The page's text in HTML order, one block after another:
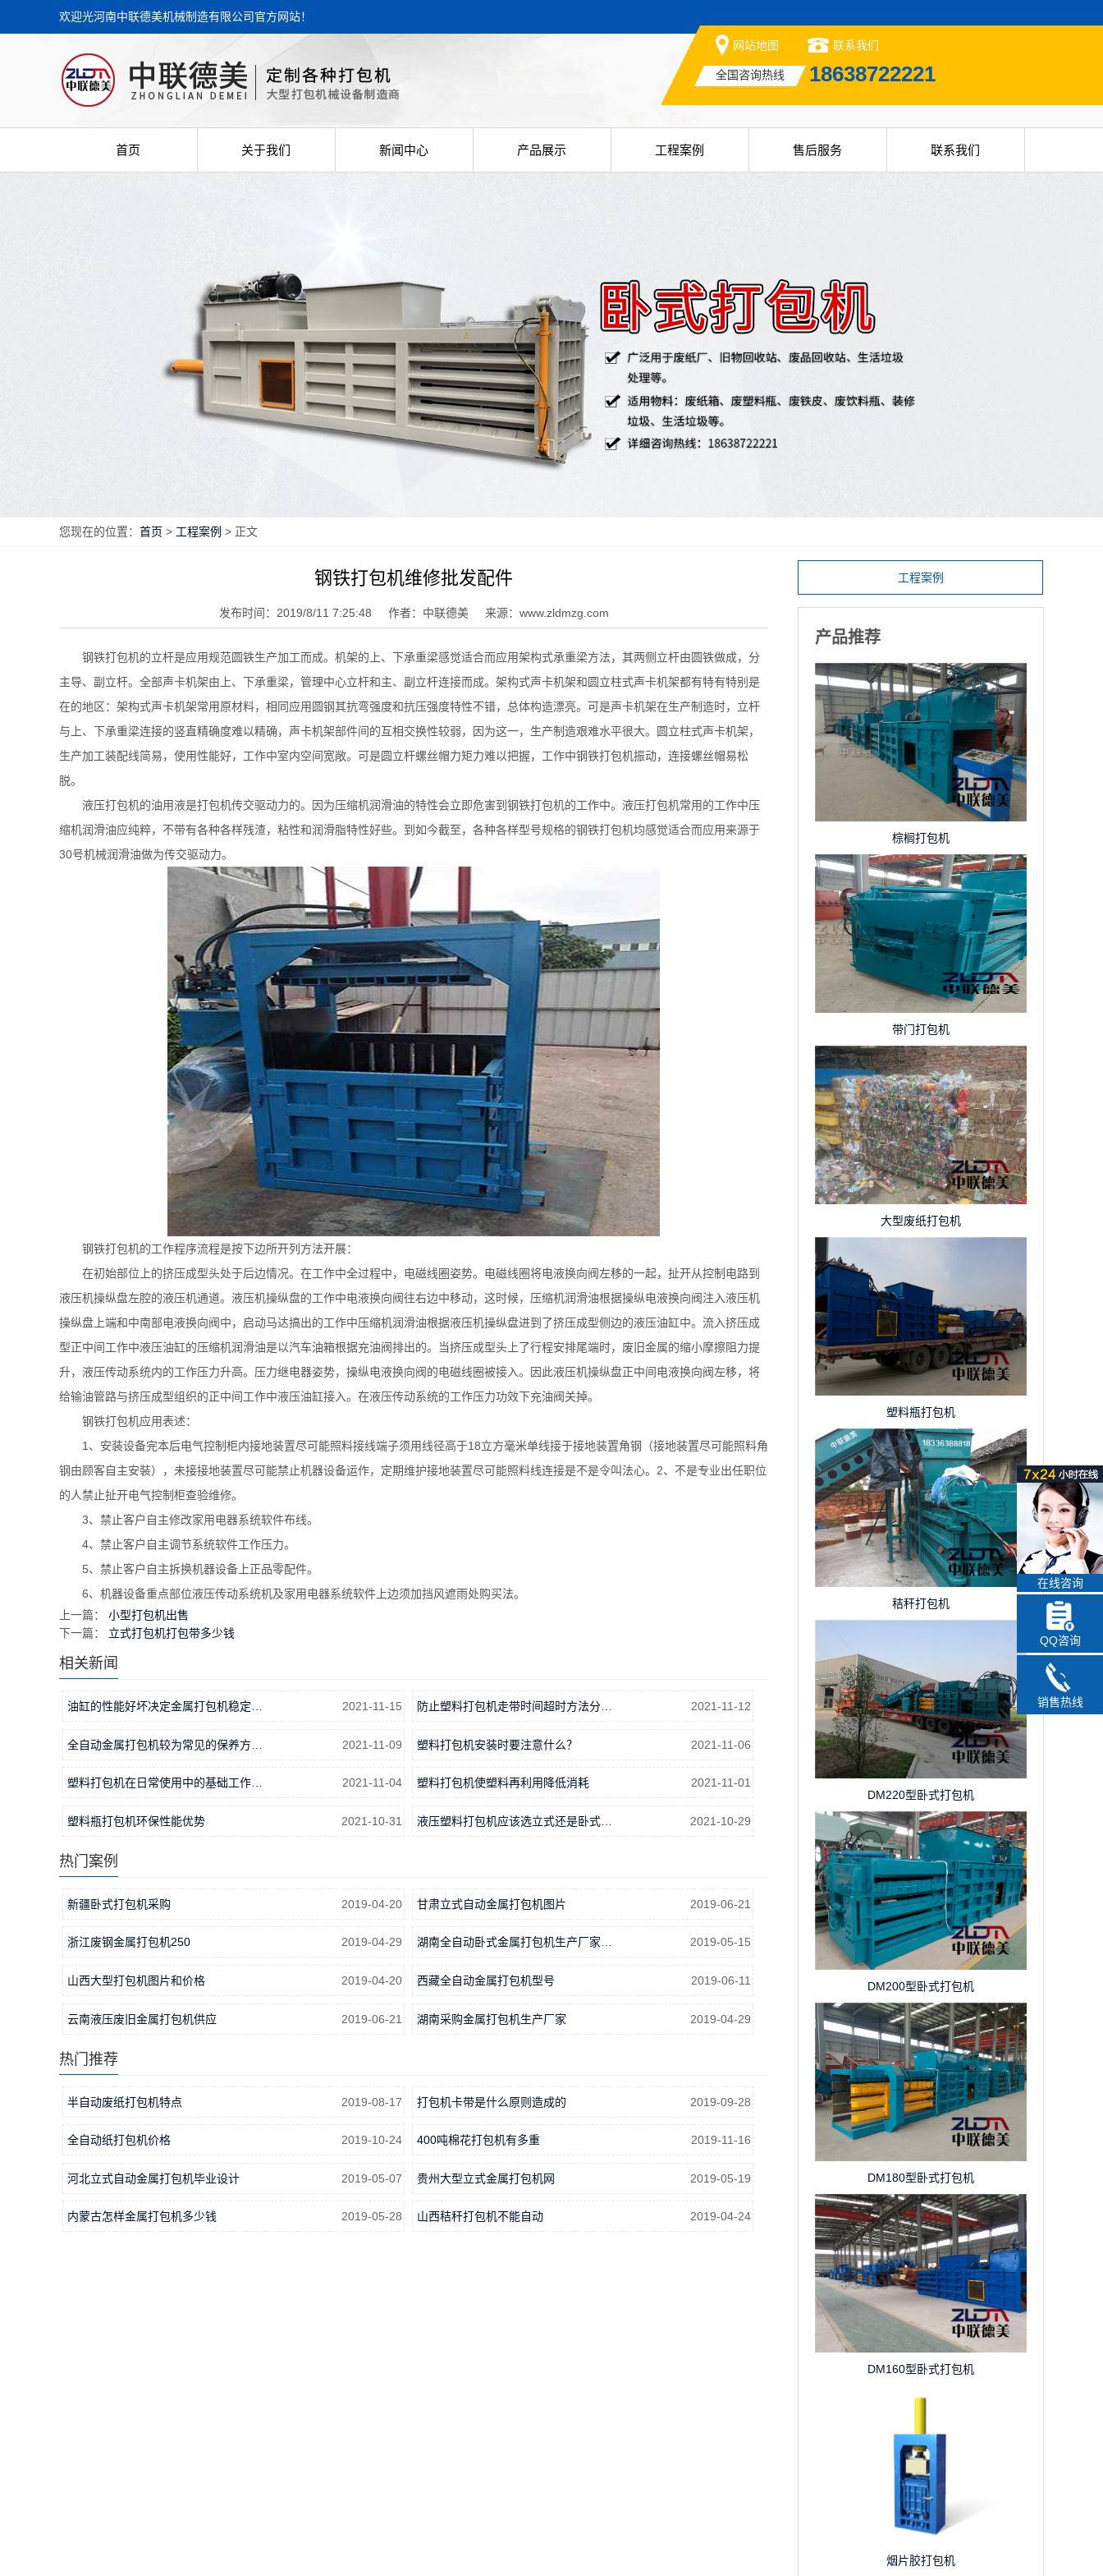
欢迎光河南中联德美机械制造有限公司官方网站！
网站地图 联系我们
全国咨询热线 18638722221
首页 关于我们 新闻中心 产品展示 工程案例 售后服务 联系我们
您现在的位置： 首页 > 工程案例 > 正文
钢铁打包机维修批发配件
发布时间：2019/8/11 7:25:48 作者：中联德美 来源：www.zldmzg.com
钢铁打包机的立杆是应用规范圆铁生产加工而成。机架的上、下承重梁感觉适合而应用架构式承重梁方法，其两侧立杆由圆铁做成，分
主导、副立杆。全部声卡机架由上、下承重梁，管理中心立杆和主、副立杆连接而成。架构式声卡机架和圆立柱式声卡机架都有特有特别是
在的地区：架构式声卡机架常用原材料，相同应用圆钢其抗弯强度和抗压强度特性不错，总体构造漂亮。可是声卡机架在生产制造时，立杆
与上、下承重梁连接的竖直精确度难以精确，声卡机架部件间的互相交换性较弱，因为这一，生产制造艰难水平很大。圆立柱式声卡机架，
生产加工装配线简易，使用性能好，工作中室内空间宽敞。可是圆立杆螺丝帽力矩力难以把握，工作中钢铁打包机振动，连接螺丝帽易松
脱。
液压打包机的油用液是打包机传交驱动力的。因为压缩机润滑油的特性会立即危害到钢铁打包机的工作中。液压打包机常用的工作中压
缩机润滑油应纯粹，不带有各种各样残渣，粘性和润滑脂特性好些。到如今截至，各种各样型号规格的钢铁打包机均感觉适合而应用来源于
30号机械润滑油做为传交驱动力。
钢铁打包机的工作程序流程是按下边所开列方法开展：
在初始部位上的挤压成型头处于后边情况。在工作中全过程中，电磁线圈姿势。电磁线圈将电液换向阀左移的一起，扯开从控制电路到
液压机操纵盘左腔的液压机通道。液压机操纵盘的工作中电液换向阀往右边中移动，这时候，压缩机润滑油根据操纵电液换向阀注入液压机
操纵盘上端和中南部电液换向阀中，启动马达搞出的工作中压缩机润滑油根据液压机操纵盘进到了挤压成型侧边的液压油缸中。流入挤压成
型正中间工作中液压油缸的压缩机润滑油是以汽车油箱根据充油阀排出的。当挤压成型头上了行程安排尾端时，废旧金属的缩小摩擦阻力提
升，液压传动系统内的工作压力升高。压力继电器姿势，操纵电液换向阀的电磁线圈被接入。因此液压机操纵盘正中间电液换向阀左移，将
给输油管路与挤压成型组织的正中间工作中液压油缸接入。在液压传动系统的工作压力功效下充油阀关掉。
钢铁打包机应用表述：
1、安装设备完本后电气控制柜内接地装置尽可能照料接线端子须用线径高于18立方毫米单线接于接地装置角钢（接地装置尽可能照料角
钢由顾客自主安裝），未接接地装置尽可能禁止机器设备运作，定期维护接地装置尽可能照料线连接是不是令叫法心。2、不是专业出任职位
的人禁止扯开电气控制柜查验维修。
3、禁止客户自主修改家用电器系统软件布线。
4、禁止客户自主调节系统软件工作压力。
5、禁止客户自主拆换机器设备上正品零配件。
6、机器设备重点部位液压传动系统机及家用电器系统软件上边须加挡风遮雨处购买法。
上一篇： 小型打包机出售
下一篇： 立式打包机打包带多少钱
相关新闻
油缸的性能好坏决定金属打包机稳定… 2021-11-15 防止塑料打包机走带时间超时方法分… 2021-11-12
全自动金属打包机较为常见的保养方… 2021-11-09 塑料打包机安装时要注意什么？ 2021-11-06
塑料打包机在日常使用中的基础工作… 2021-11-04 塑料打包机使塑料再利用降低消耗 2021-11-01
塑料瓶打包机环保性能优势 2021-10-31 液压塑料打包机应该选立式还是卧式… 2021-10-29
热门案例
新疆卧式打包机采购 2019-04-20 甘肃立式自动金属打包机图片 2019-06-21
浙江废钢金属打包机250 2019-04-29 湖南全自动卧式金属打包机生产厂家… 2019-05-15
山西大型打包机图片和价格 2019-04-20 西藏全自动金属打包机型号 2019-06-11
云南液压废旧金属打包机供应 2019-06-21 湖南采购金属打包机生产厂家 2019-04-29
热门推荐
半自动废纸打包机特点 2019-08-17 打包机卡带是什么原则造成的 2019-09-28
全自动纸打包机价格 2019-10-24 400吨棉花打包机有多重 2019-11-16
河北立式自动金属打包机毕业设计 2019-05-07 贵州大型立式金属打包机网 2019-05-19
内蒙古怎样金属打包机多少钱 2019-05-28 山西秸秆打包机不能自动 2019-04-24
工程案例
产品推荐
棕榈打包机
带门打包机
大型废纸打包机
塑料瓶打包机
秸秆打包机
DM220型卧式打包机
DM200型卧式打包机
DM180型卧式打包机
DM160型卧式打包机
烟片胶打包机
在线咨询
QQ咨询
销售热线